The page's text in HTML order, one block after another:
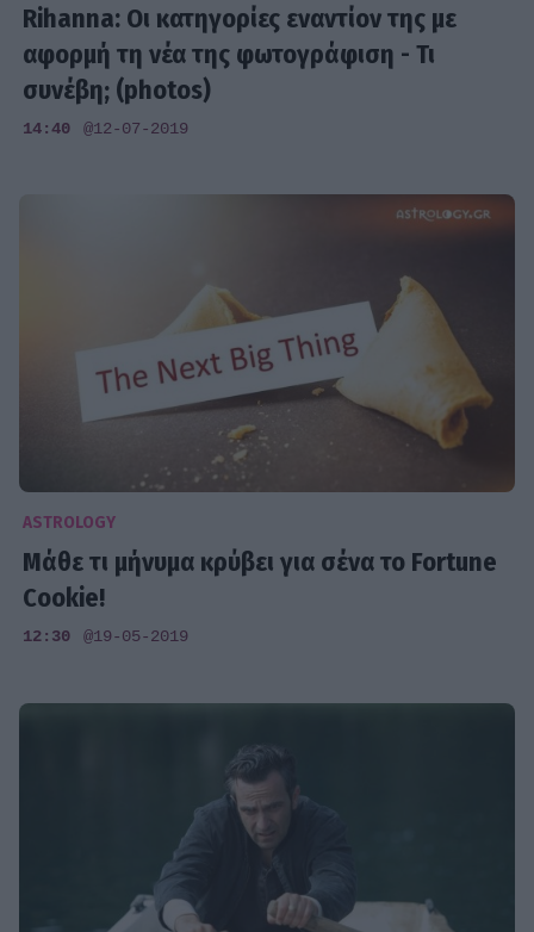
Rihanna: Οι κατηγορίες εναντίον της με
αφορμή τη νέα της φωτογράφιση - Τι
συνέβη; (photos)
14:40 @12-07-2019
ASTROLOGY
Μάθε τι μήνυμα κρύβει για σένα το Fortune
Cookie!
12:30 @19-05-2019